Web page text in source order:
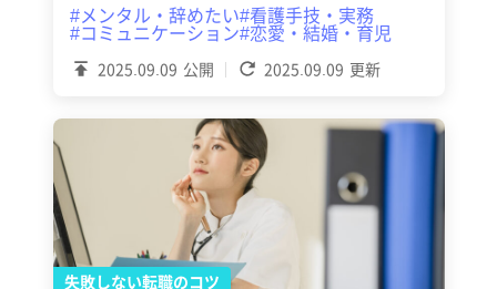
2025.09.09 公開 2025.09.09 更新
#メンタル・辞めたい#看護手技・実務
#コミュニケーション#恋愛・結婚・育児
失敗しない転職のコツ